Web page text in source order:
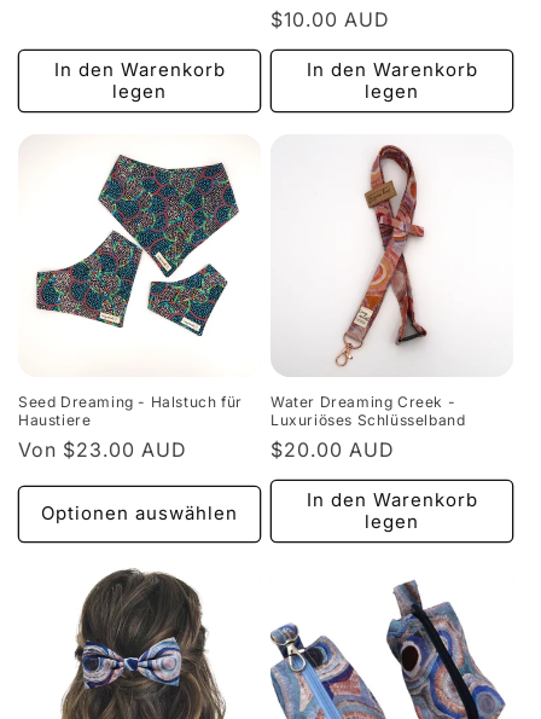
In den Warenkorb
legen
Normaler
Preis
$10.00 AUD
In den Warenkorb
legen
Seed Dreaming - Halstuch für
Haustiere
Normaler
Von $23.00 AUD
Optionen auswählen
Water Dreaming Creek -
Luxuriöses Schlüsselband
Normaler
Preis
$20.00 AUD
In den Warenkorb
legen